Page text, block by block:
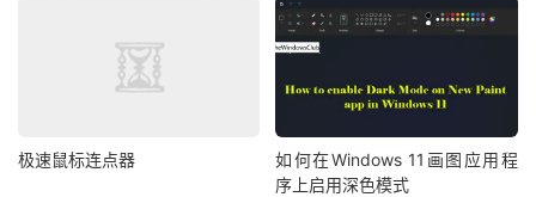
极速鼠标连点器
如何在Windows 11画图应用程
序上启用深色模式